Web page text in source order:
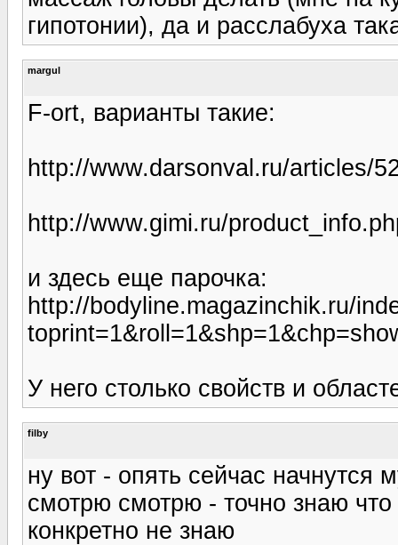
гипотонии), да и расслабуха
margul
F-ort, варианты такие:
http://www.darsonval.ru/articles/
http://www.gimi.ru/
и здесь еще парочка:
http://bodyline.magazinchik.ru/
У него столько свойств и
filby
ну вот - опять сейчас начнутся
смотрю смотрю - точно знаю что
конкретно не знаю